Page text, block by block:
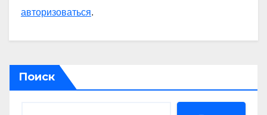
авторизоваться.
Поиск